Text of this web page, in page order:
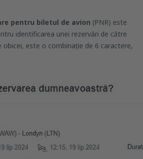
pentru biletul de avion (PNR) este
identificarea unei rezervări de către
obicei, este o combinație de 6 caractere,